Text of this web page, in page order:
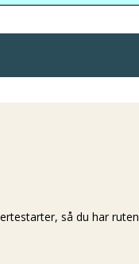
så du har ruten